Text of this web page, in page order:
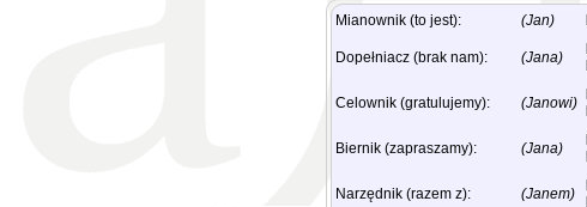
Mianownik (to jest): (Jan)
Dopełniacz (brak nam): (Jana)
Celownik (gratulujemy): (Janowi)
Biernik (zapraszamy): (Jana)
Narzędnik (razem z): (Janem)